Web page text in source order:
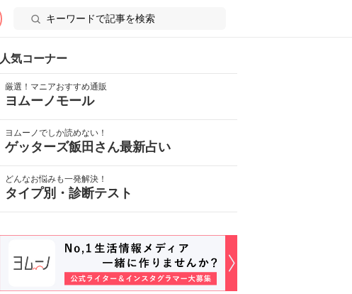
人気コーナー
厳選！マニアおすすめ通販
ヨムーノモール
ヨムーノでしか読めない！
ゲッターズ飯田さん最新占い
どんなお悩みも一発解決！
タイプ別・診断テスト